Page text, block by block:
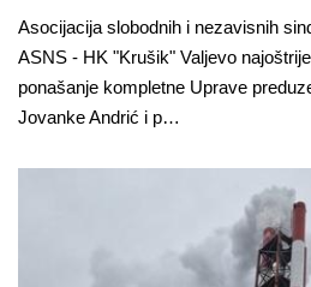
Asocijacija slobodnih i nezavisnih
ASNS - HK "Krušik" Valjevo
ponašanje kompletne Uprave
Jovanke Andrić i p…